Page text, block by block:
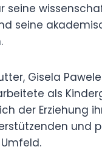
seine
seine
Gisela
als
der Erziehung
und